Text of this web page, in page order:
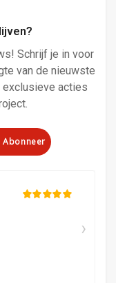
Schrijf je in voor
van de nieuwste
exclusieve acties
Abonneer